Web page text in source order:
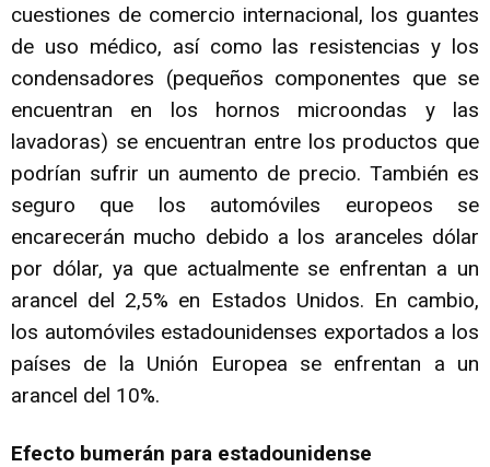
cuestiones de comercio internacional, los guantes
de uso médico, así como las resistencias y los
condensadores (pequeños componentes que se
encuentran en los hornos microondas y las
lavadoras) se encuentran entre los productos que
podrían sufrir un aumento de precio. También es
seguro que los automóviles europeos se
encarecerán mucho debido a los aranceles dólar
por dólar, ya que actualmente se enfrentan a un
arancel del 2,5% en Estados Unidos. En cambio,
los automóviles estadounidenses exportados a los
países de la Unión Europea se enfrentan a un
arancel del 10%.
Efecto bumerán para estadounidense